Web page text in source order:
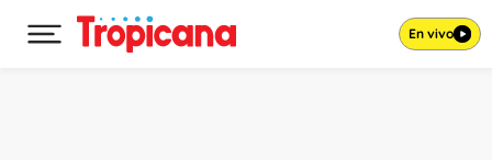
Desplegar menú principal En vivo